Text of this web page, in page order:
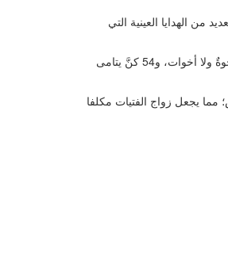
(حوالي 2850 دولارا)، إضافة إلى العديد من الهدايا العينية التي
من بين عرائس الاثنين 24 دجنبر \ كانون الأول 2018، وعددهن الإجمالي261، توجد 118 ليس لهن إخوةٌ ولا أخوات، و54 كنَّ يتامى
مما يجعل زواج الفتيات مكلفا